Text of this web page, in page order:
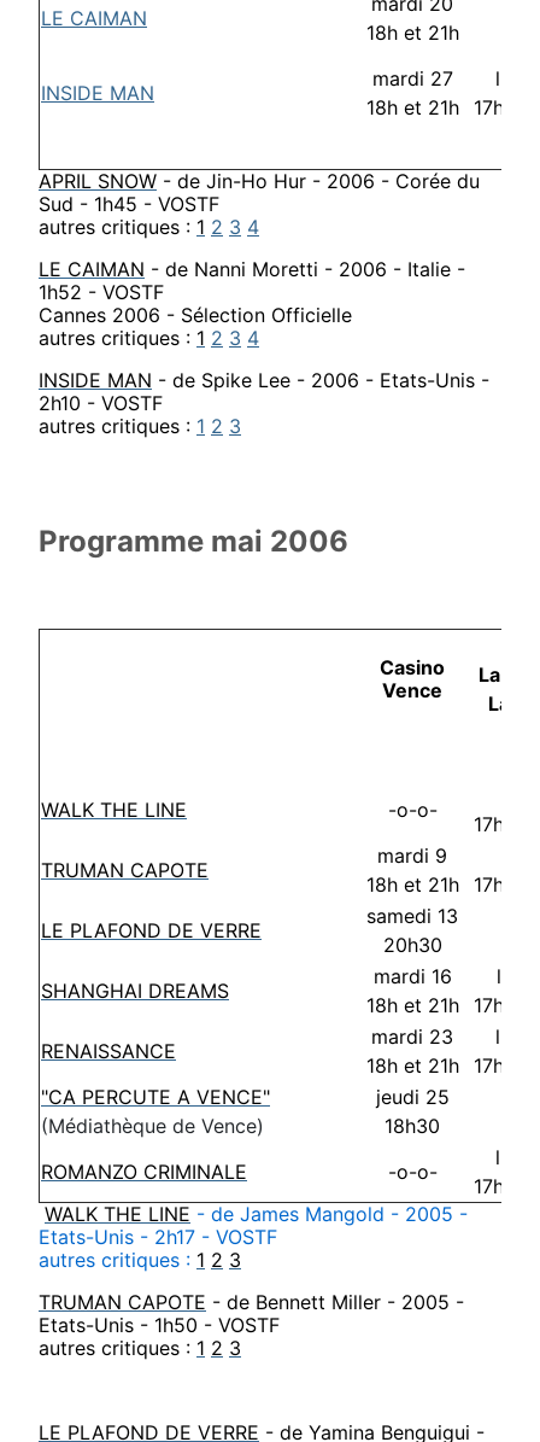
LE CAIMAN
18h et 21h
INSIDE MAN
mardi 27
18h et 21h
17h30
APRIL SNOW - de Jin-Ho Hur - 2006 - Corée du
Sud - 1h45 - VOSTF
autres critiques : 1 2 3 4
LE CAIMAN - de Nanni Moretti - 2006 - Italie -
1h52 - VOSTF
Cannes 2006 - Sélection Officielle
autres critiques : 1 2 3 4
INSIDE MAN - de Spike Lee - 2006 - Etats-Unis -
2h10 - VOSTF
autres critiques : 1 2 3
Programme mai 2006
Casino
Vence
La
La
WALK THE LINE -o-o-
17h30
TRUMAN CAPOTE
mardi 9
18h et 21h
17h30
LE PLAFOND DE VERRE
samedi 13
20h30
SHANGHAI DREAMS
mardi 16
18h et 21h
17h30
RENAISSANCE
mardi 23
18h et 21h
17h30
"CA PERCUTE A VENCE"
(Médiathèque de Vence)
jeudi 25
18h30
ROMANZO CRIMINALE -o-o-
17h30
WALK THE LINE - de James Mangold - 2005 -
Etats-Unis - 2h17 - VOSTF
autres critiques : 1 2 3
TRUMAN CAPOTE - de Bennett Miller - 2005 -
Etats-Unis - 1h50 - VOSTF
autres critiques : 1 2 3
LE PLAFOND DE VERRE - de Yamina Benguigui -